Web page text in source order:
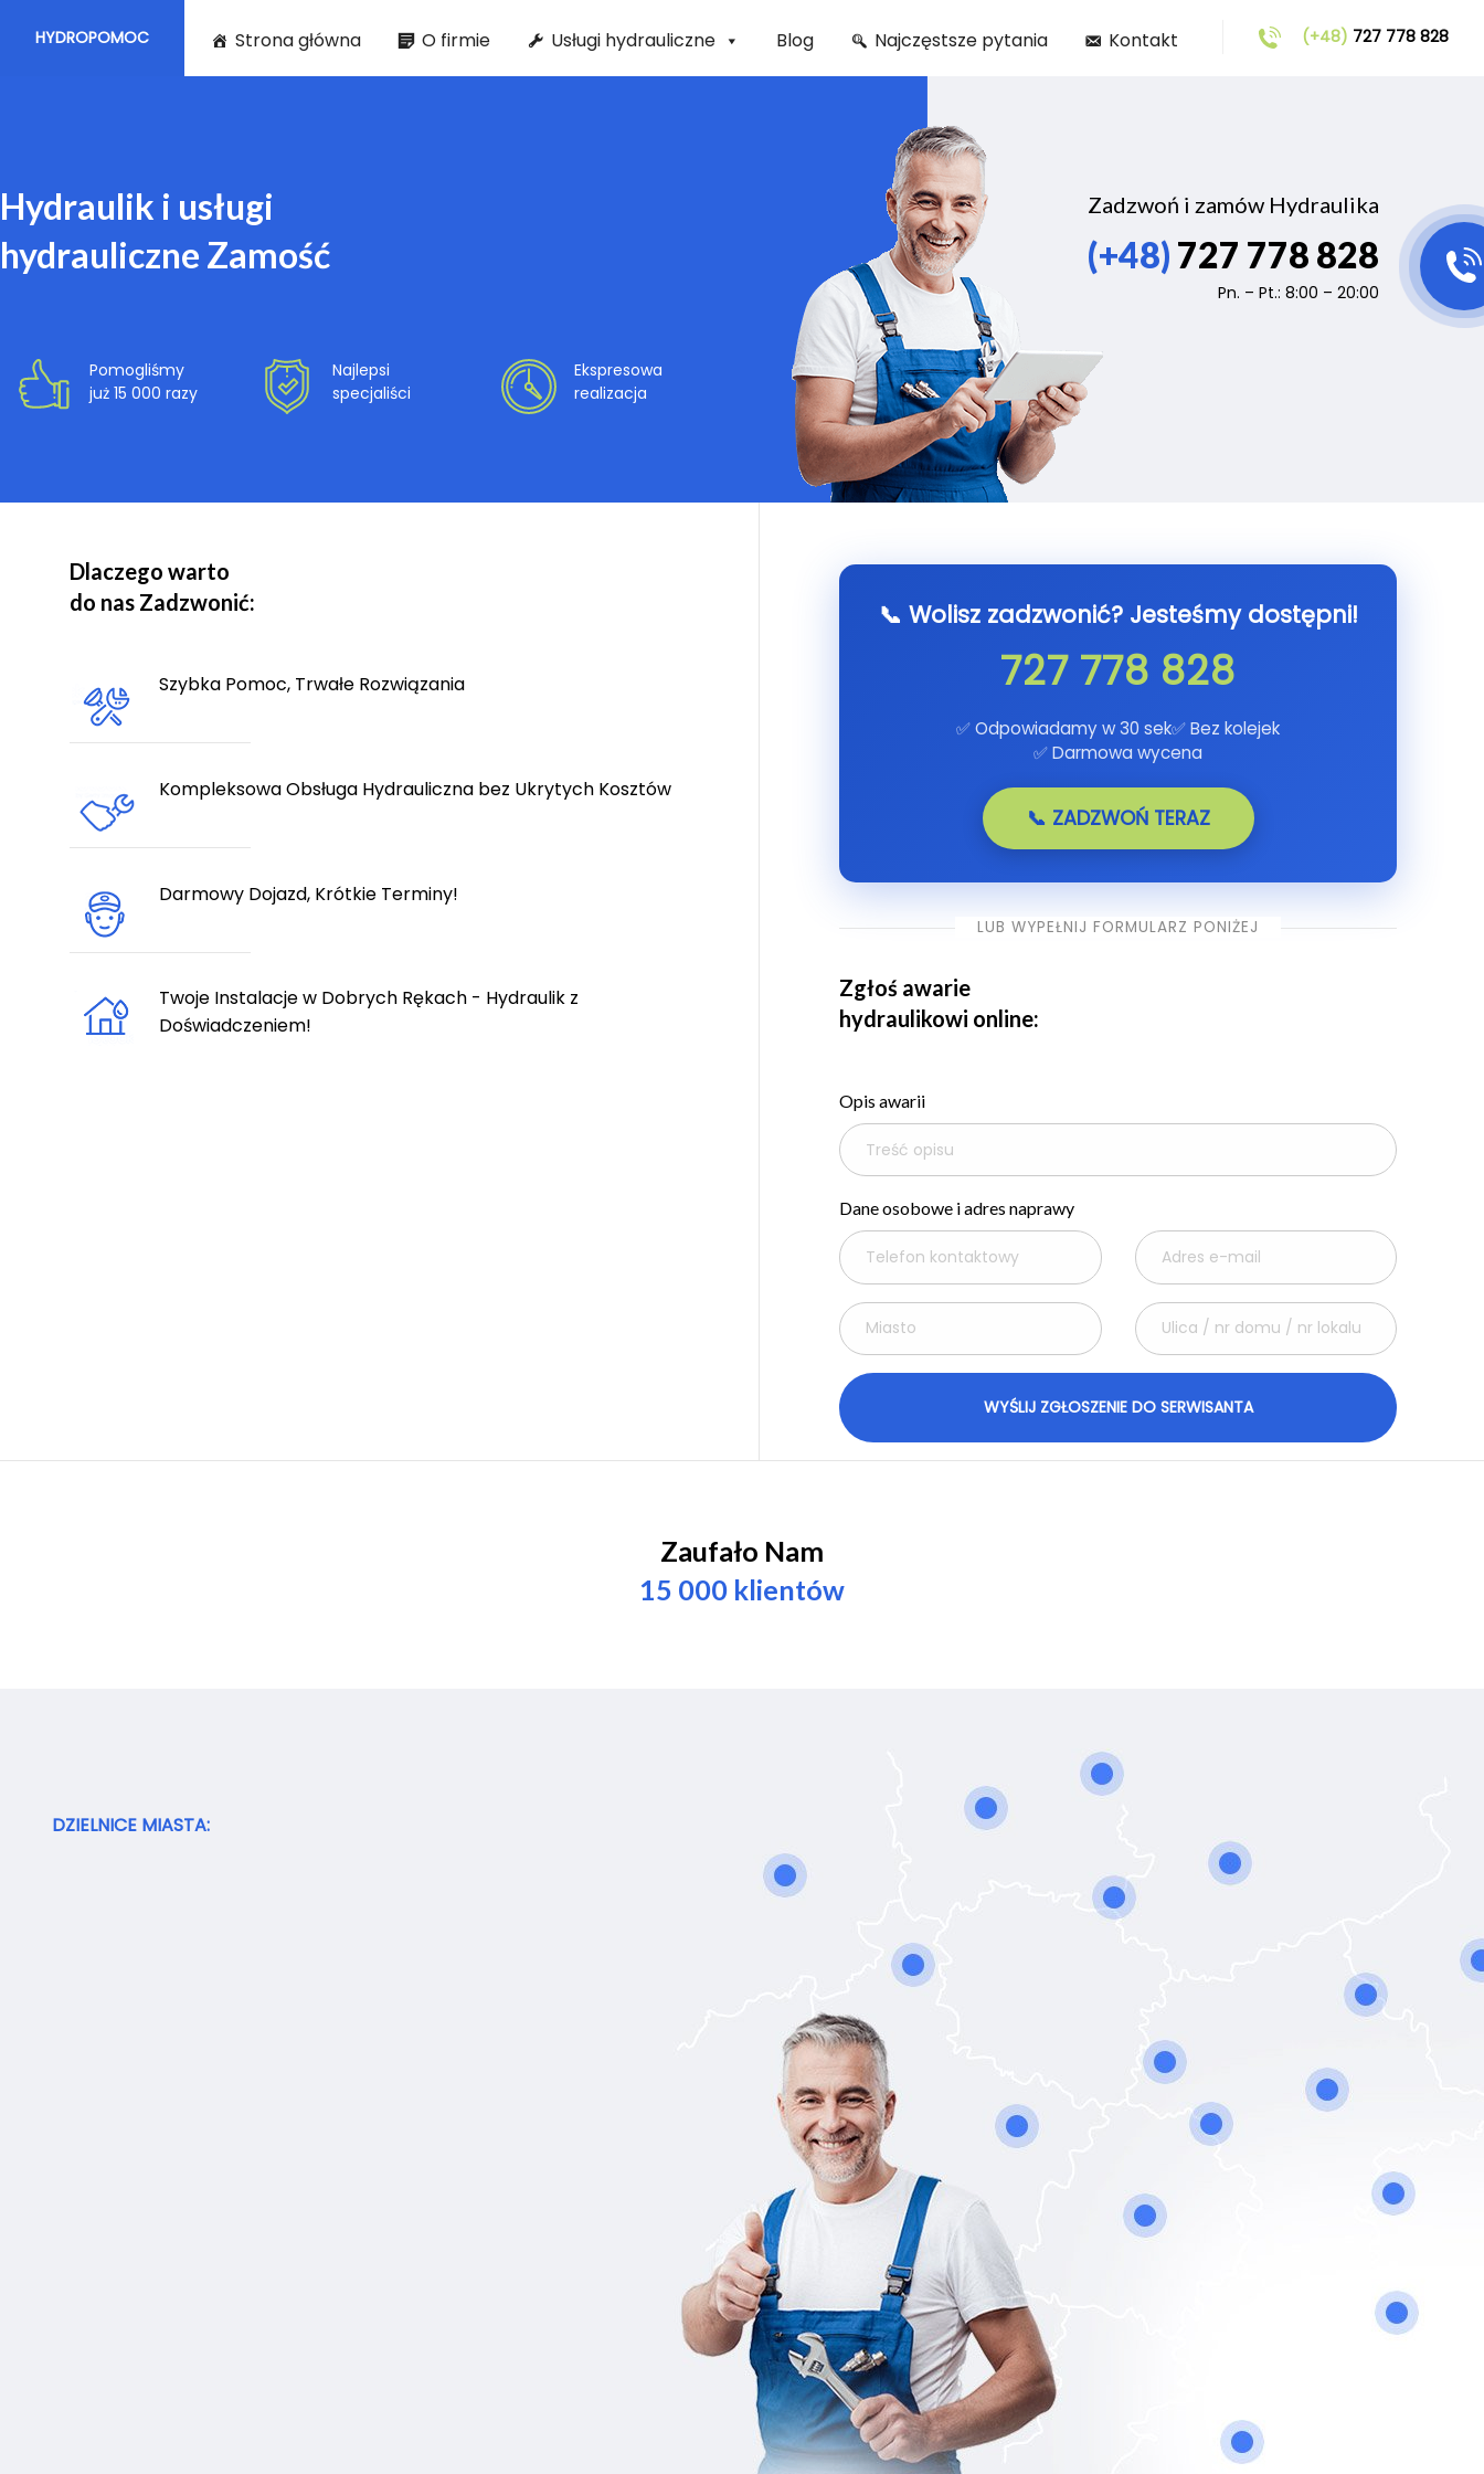
HYDROPOMOC (+48) 727 778 828
Strona główna O firmie Usługi hydrauliczne Blog Najczęstsze pytania Kontakt
Hydraulik i usługi
hydrauliczne Zamość
Pomogliśmy
już 15 000 razy
Najlepsi
specjaliści
Ekspresowa
realizacja
Zadzwoń i zamów Hydraulika
(+48) 727 778 828
Pn. – Pt.: 8:00 – 20:00
Dlaczego warto
do nas Zadzwonić:
Szybka Pomoc, Trwałe Rozwiązania
Kompleksowa Obsługa Hydrauliczna bez Ukrytych Kosztów
Darmowy Dojazd, Krótkie Terminy!
Twoje Instalacje w Dobrych Rękach - Hydraulik z
Doświadczeniem!
📞 Wolisz zadzwonić? Jesteśmy dostępni!
727 778 828
✅ Odpowiadamy w 30 sek✅ Bez kolejek
✅ Darmowa wycena
📞 ZADZWOŃ TERAZ
LUB WYPEŁNIJ FORMULARZ PONIŻEJ
Zgłoś awarie
hydraulikowi online:
Opis awarii
Dane osobowe i adres naprawy
Zaufało Nam
15 000 klientów
DZIELNICE MIASTA: